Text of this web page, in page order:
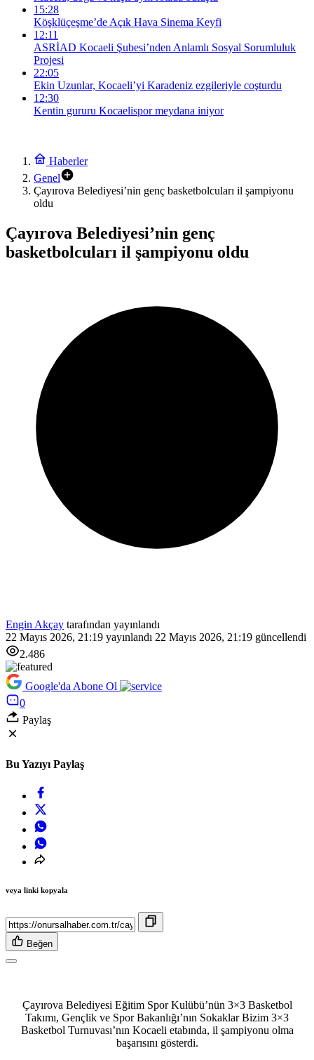
15:28
Köşklüçeşme’de Açık Hava Sinema Keyfi
12:11
ASRİAD Kocaeli Şubesi’nden Anlamlı Sosyal Sorumluluk
Projesi
22:05
Ekin Uzunlar, Kocaeli’yi Karadeniz ezgileriyle coşturdu
12:30
Kentin gururu Kocaelispor meydana iniyor
Haberler
Genel
Çayırova Belediyesi’nin genç basketbolcuları il şampiyonu
oldu
Çayırova Belediyesi’nin genç
basketbolcuları il şampiyonu oldu
Engin Akçay tarafından yayınlandı
22 Mayıs 2026, 21:19 yayınlandı 22 Mayıs 2026, 21:19 güncellendi
2.486
Google'da Abone Ol
0
Paylaş
Bu Yazıyı Paylaş
veya linki kopyala
Beğen
Çayırova Belediyesi Eğitim Spor Kulübü’nün 3×3 Basketbol
Takımı, Gençlik ve Spor Bakanlığı’nın Sokaklar Bizim 3×3
Basketbol Turnuvası’nın Kocaeli etabında, il şampiyonu olma
başarısını gösterdi.